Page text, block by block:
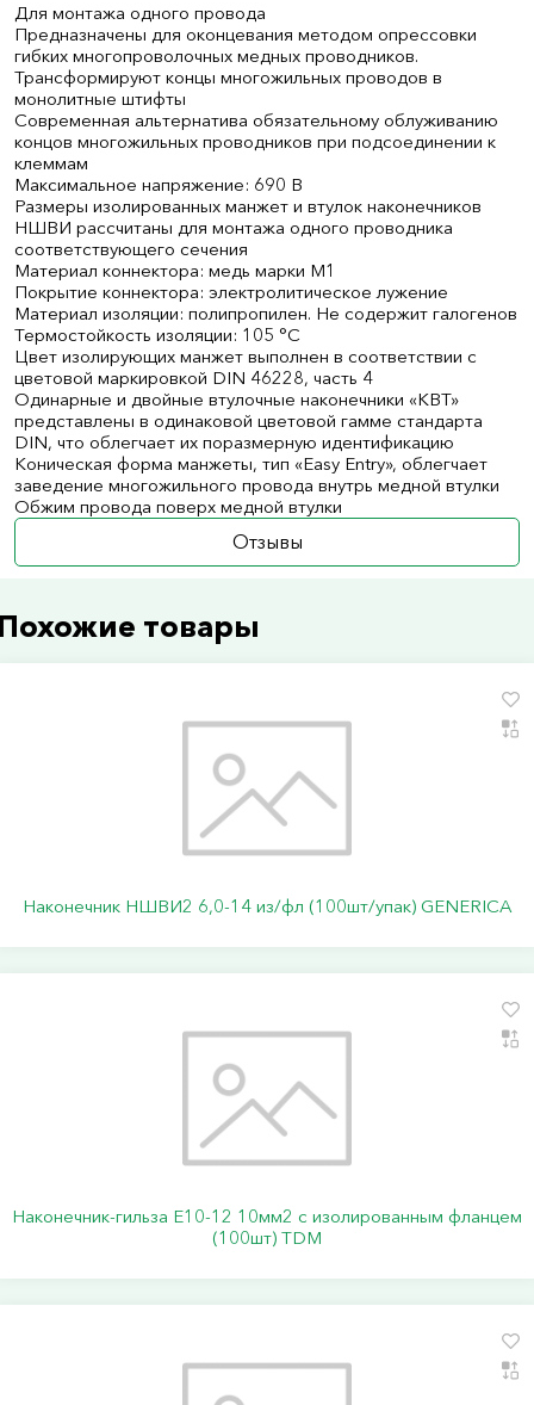
Для монтажа одного провода
Предназначены для оконцевания методом опрессовки
гибких многопроволочных медных проводников.
Трансформируют концы многожильных проводов в
монолитные штифты
Современная альтернатива обязательному облуживанию
концов многожильных проводников при подсоединении к
клеммам
Максимальное напряжение: 690 В
Размеры изолированных манжет и втулок наконечников
НШВИ рассчитаны для монтажа одного проводника
соответствующего сечения
Материал коннектора: медь марки М1
Покрытие коннектора: электролитическое лужение
Материал изоляции: полипропилен. Не содержит галогенов
Термостойкость изоляции: 105 °C
Цвет изолирующих манжет выполнен в соответствии с
цветовой маркировкой DIN 46228, часть 4
Одинарные и двойные втулочные наконечники «КВТ»
представлены в одинаковой цветовой гамме стандарта
DIN, что облегчает их поразмерную идентификацию
Коническая форма манжеты, тип «Easy Entry», облегчает
заведение многожильного провода внутрь медной втулки
Обжим провода поверх медной втулки
Отзывы
товары
Наконечник НШВИ2 6,0-14 из/фл (100шт/упак) GENERICA
Наконечник-гильза Е10-12 10мм2 с изолированным фланцем
(100шт) TDM